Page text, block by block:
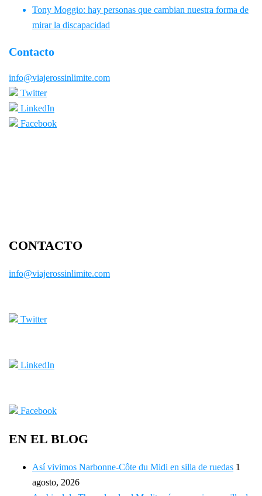
Tony Moggio: hay personas que cambian nuestra forma de
mirar la discapacidad
Contacto
info@viajerossinlimite.com
Twitter
LinkedIn
Facebook
CONTACTO
info@viajerossinlimite.com
Twitter
LinkedIn
Facebook
EN EL BLOG
Así vivimos Narbonne-Côte du Midi en silla de ruedas 1
agosto, 2026